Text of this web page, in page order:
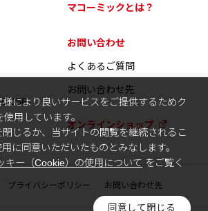
CSR
マコーミックとは？
お問い合わせ
よくあるご質問
お問い合わせ先
オンラインショップ
プライバシーポリシー お問い合わせ先
により良いサービスをご提供するためク
用しています。
じるか、当サイトの閲覧を継続されるこ
に同意いただいたものとみなします。
キー（Cookie）の使用について をご覧く
同意して閉じる